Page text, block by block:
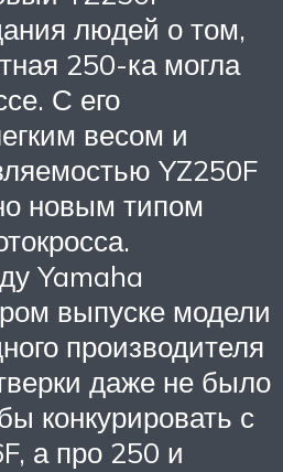
людей о том,
250-ка могла
С его
весом и
YZ250F
новым типом
Yamaha
выпуске модели
производителя
даже не было
конкурировать с
а про 250 и